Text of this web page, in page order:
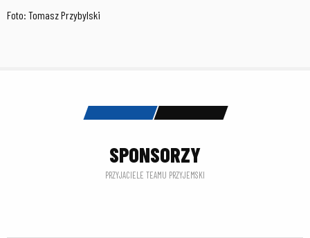
Foto: Tomasz Przybylski
SPONSORZY
PRZYJACIELE TEAMU PRZYJEMSKI